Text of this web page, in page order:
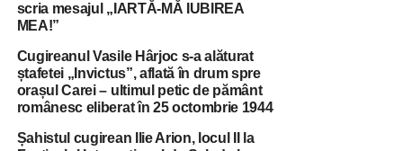
scria mesajul „IARTĂ-MĂ IUBIREA
MEA!”
Cugireanul Vasile Hârjoc s-a alăturat
ștafetei „Invictus”, aflată în drum spre
orașul Carei – ultimul petic de pământ
românesc eliberat în 25 octombrie 1944
Șahistul cugirean Ilie Arion, locul II la